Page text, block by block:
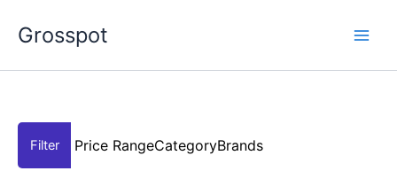
atlaGrosspot
Price RangeCategoryBrands